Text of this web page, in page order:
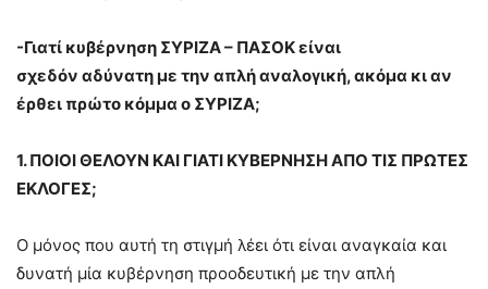
-Γιατί κυβέρνηση ΣΥΡΙΖΑ – ΠΑΣΟΚ είναι
σχεδόν αδύνατημε την απλή αναλογική, ακόμα κι αν
έρθει πρώτο κόμμα ο ΣΥΡΙΖΑ;
1. ΠΟΙΟΙ ΘΕΛΟΥΝ ΚΑΙ ΓΙΑΤΙ ΚΥΒΕΡΝΗΣΗ ΑΠΟ ΤΙΣ ΠΡΩΤΕΣ
ΕΚΛΟΓΕΣ;
Ο μόνος που αυτή τη στιγμή λέει ότι είναι αναγκαία και
δυνατή μία κυβέρνηση προοδευτική με την απλή